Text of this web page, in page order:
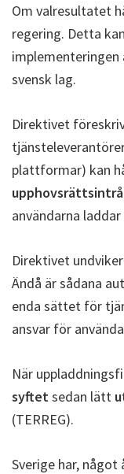
Om valresultatet
regering. Detta
implementeringen
svensk lag.
Direktivet
plattformar) kan
användarna laddar
Direktivet
Ändå är sådana
enda sättet för
ansvar för
När
syftet sedan lätt
(TERREG).
Sverige har,